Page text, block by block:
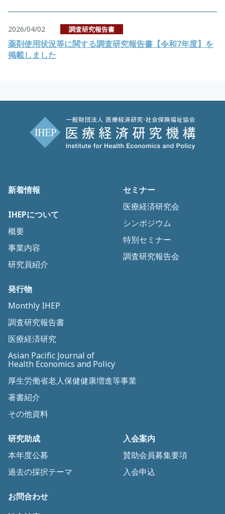
2026/04/02 調査研究報告書
薬剤使用状況等に関する調査研究報告書【令和7年度】を
掲載しました
新着情報
IHEPについて
概要
事業内容
研究員紹介
セミナー
医療経済研究会
シンポジウム
特別セミナー
調査研究報告会
発行物
Monthly IHEP
調査研究報告書
医療経済研究
Asian Pacific Journal of
Health Economics and Policy
厚生労働省老人保健健康増進等事業
著書紹介
その他資料
研究助成
本年度公募
過去の採択テーマ
入会案内
賛助会員募集要項
入会申込
お問合わせ